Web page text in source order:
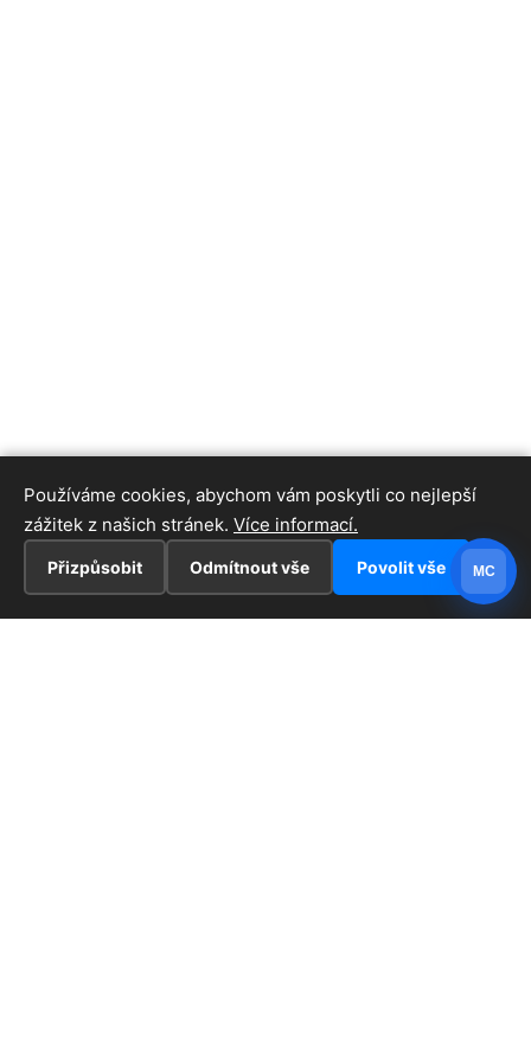
Používáme cookies, abychom vám poskytli co nejlepší
zážitek z našich stránek. Více informací.
Přizpůsobit Odmítnout vše Povolit vše MC